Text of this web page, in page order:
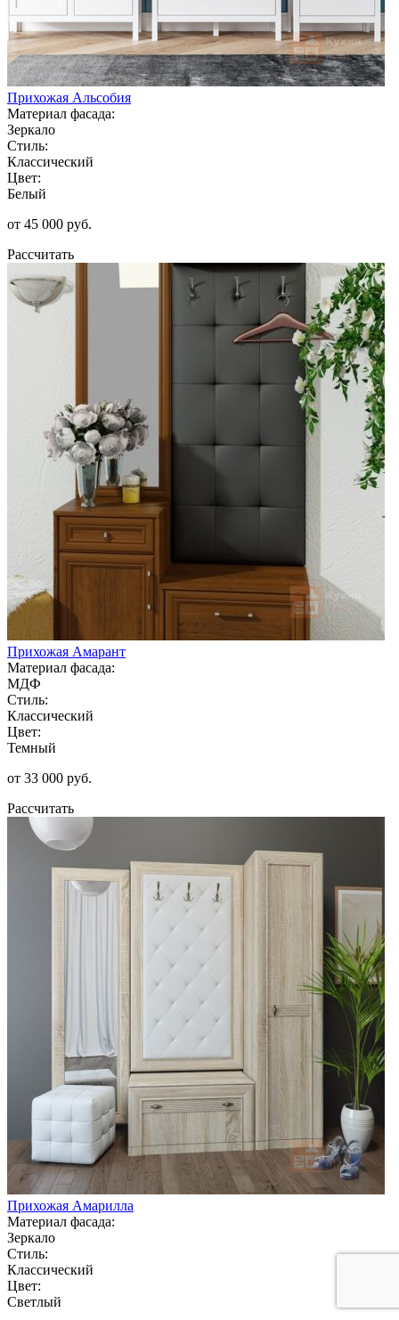
Прихожая Альсобия
Материал фасада:
Зеркало
Стиль:
Классический
Цвет:
Белый
от 45 000 руб.
Рассчитать
Прихожая Амарант
Материал фасада:
МДФ
Стиль:
Классический
Цвет:
Темный
от 33 000 руб.
Рассчитать
Прихожая Амарилла
Материал фасада:
Зеркало
Стиль:
Классический
Цвет:
Светлый